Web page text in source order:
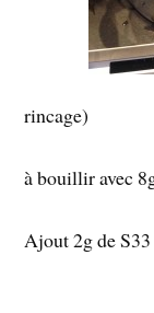
rincage)
à bouillir avec
Ajout 2g de